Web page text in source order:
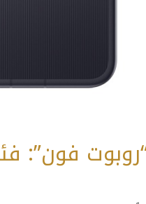
فون”: